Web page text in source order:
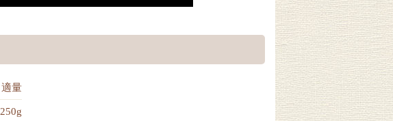
適量
250g